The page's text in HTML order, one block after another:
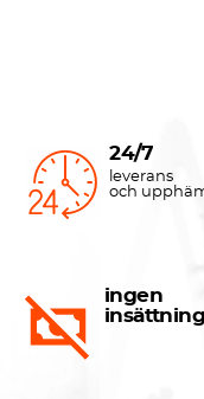
24/7
leverans
och
ingen
insättning